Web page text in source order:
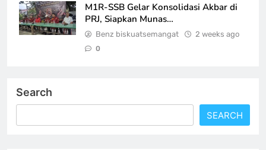
M1R-SSB Gelar Konsolidasi Akbar di
PRJ, Siapkan Munas…
Benz biskuatsemangat 2 weeks ago
0
Search
SEARCH